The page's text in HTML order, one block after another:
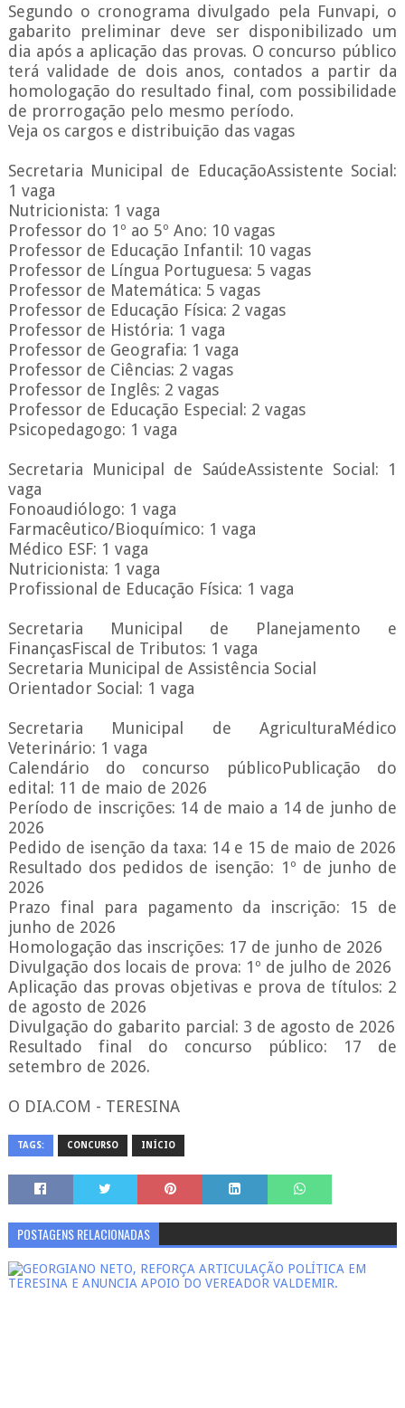
Segundo o cronograma divulgado pela Funvapi, o
gabarito preliminar deve ser disponibilizado um
dia após a aplicação das provas. O concurso público
terá validade de dois anos, contados a partir da
homologação do resultado final, com possibilidade
de prorrogação pelo mesmo período.
Veja os cargos e distribuição das vagas
Secretaria Municipal de EducaçãoAssistente Social:
1 vaga
Nutricionista: 1 vaga
Professor do 1º ao 5º Ano: 10 vagas
Professor de Educação Infantil: 10 vagas
Professor de Língua Portuguesa: 5 vagas
Professor de Matemática: 5 vagas
Professor de Educação Física: 2 vagas
Professor de História: 1 vaga
Professor de Geografia: 1 vaga
Professor de Ciências: 2 vagas
Professor de Inglês: 2 vagas
Professor de Educação Especial: 2 vagas
Psicopedagogo: 1 vaga
Secretaria Municipal de SaúdeAssistente Social: 1
vaga
Fonoaudiólogo: 1 vaga
Farmacêutico/Bioquímico: 1 vaga
Médico ESF: 1 vaga
Nutricionista: 1 vaga
Profissional de Educação Física: 1 vaga
Secretaria Municipal de Planejamento e
FinançasFiscal de Tributos: 1 vaga
Secretaria Municipal de Assistência Social
Orientador Social: 1 vaga
Secretaria Municipal de AgriculturaMédico
Veterinário: 1 vaga
Calendário do concurso públicoPublicação do
edital: 11 de maio de 2026
Período de inscrições: 14 de maio a 14 de junho de
2026
Pedido de isenção da taxa: 14 e 15 de maio de 2026
Resultado dos pedidos de isenção: 1º de junho de
2026
Prazo final para pagamento da inscrição: 15 de
junho de 2026
Homologação das inscrições: 17 de junho de 2026
Divulgação dos locais de prova: 1º de julho de 2026
Aplicação das provas objetivas e prova de títulos: 2
de agosto de 2026
Divulgação do gabarito parcial: 3 de agosto de 2026
Resultado final do concurso público: 17 de
setembro de 2026.
O DIA.COM - TERESINA
TAGS: CONCURSO INÍCIO
POSTAGENS RELACIONADAS